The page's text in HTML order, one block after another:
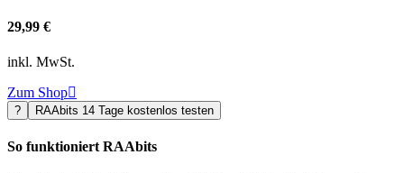
29,99 €
inkl. MwSt.
Zum Shop
? RAAbits 14 Tage kostenlos testen
So funktioniert RAAbits